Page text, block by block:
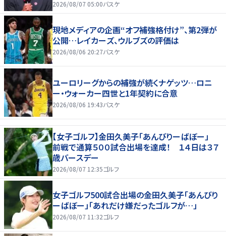
2026/08/07 05:00バスケ
現地メディアの企画“オフ補強格付け”、第2弾が
公開…レイカーズ、ウルブズの評価は
2026/08/06 20:27バスケ
ユーロリーグからの補強が続くナゲッツ…ロニ
ー・ウォーカー四世と1年契約に合意
2026/08/06 19:43バスケ
【女子ゴルフ】金田久美子「あんびりーばぼー」
前戦で通算５００試合出場を達成！ １４日は３７
歳バースデー
2026/08/07 12:35ゴルフ
女子ゴルフ500試合出場の金田久美子「あんびり
ーばぼー」「あれだけ嫌だったゴルフが…」
2026/08/07 11:32ゴルフ